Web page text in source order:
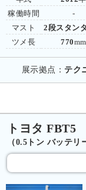
稼働時間
マスト
ツメ長
-
2段スタン
770mm
展示拠点： テク
トヨタ FBT5
（0.5トン バッテリ